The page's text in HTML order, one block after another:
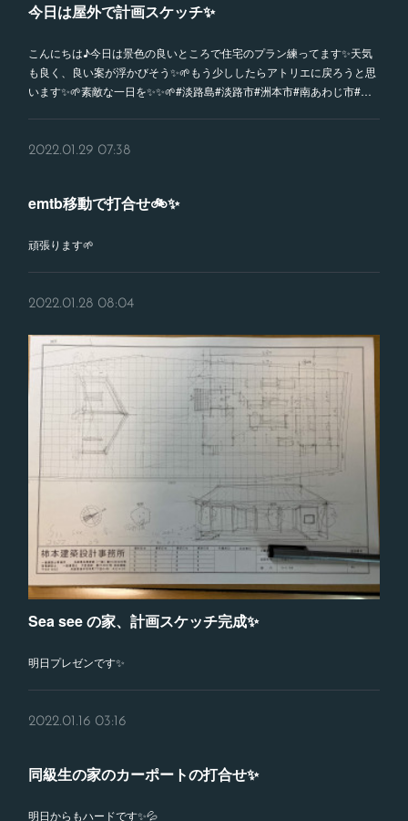
今日は屋外で計画スケッチ✨
こんにちは♪今日は景色の良いところで住宅のプラン練ってます✨天気
も良く、良い案が浮かびそう✨🌱もう少ししたらアトリエに戻ろうと思
います✨🌱素敵な一日を✨✨🌱#淡路島#淡路市#洲本市#南あわじ市#…
2022.01.29 07:38
emtb移動で打合せ🚲✨
頑張ります🌱
2022.01.28 08:04
Sea see の家、計画スケッチ完成✨
明日プレゼンです✨
2022.01.16 03:16
同級生の家のカーポートの打合せ✨
明日からもハードです✨💦